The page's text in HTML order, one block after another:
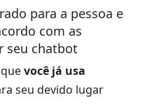
para a pessoa e
com as
seu chatbot
quevocê já usa
seu devido lugar